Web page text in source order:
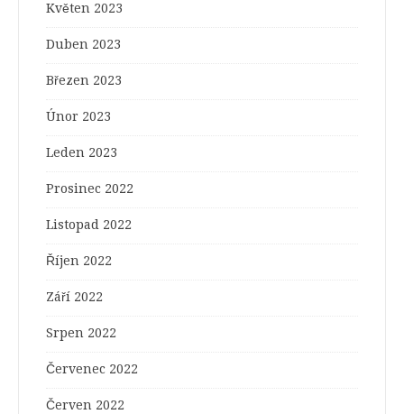
Květen 2023
Duben 2023
Březen 2023
Únor 2023
Leden 2023
Prosinec 2022
Listopad 2022
Říjen 2022
Září 2022
Srpen 2022
Červenec 2022
Červen 2022